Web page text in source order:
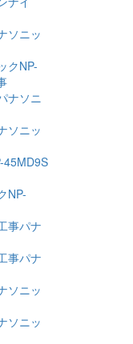
ソニッ
クNP-
ナソニ
ソニッ
45MD9S
NP-
事パナ
事パナ
ソニッ
ソニッ